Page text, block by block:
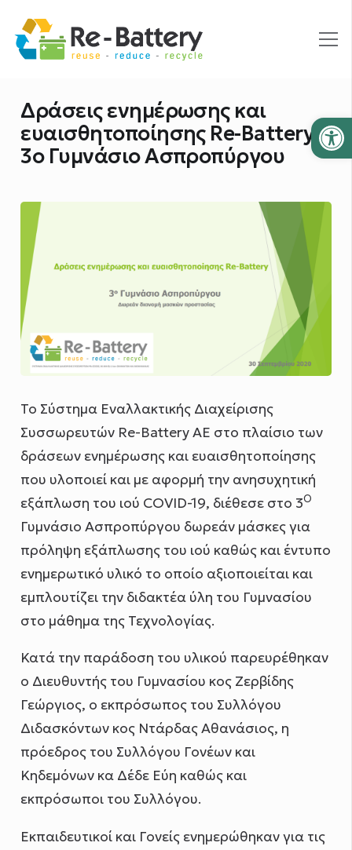
Δράσεις ενημέρωσης και
ευαισθητοποίησης Re-Battery –
3ο Γυμνάσιο Ασπροπύργου
Το Σύστημα Εναλλακτικής Διαχείρισης
Συσσωρευτών Re-Battery AE στο πλαίσιο των
δράσεων ενημέρωσης και ευαισθητοποίησης
που υλοποιεί και με αφορμή την ανησυχητική
εξάπλωση του ιού COVID-19, διέθεσε στο 3Ο
Γυμνάσιο Ασπροπύργου δωρεάν μάσκες για
πρόληψη εξάπλωσης του ιού καθώς και έντυπο
ενημερωτικό υλικό το οποίο αξιοποιείται και
εμπλουτίζει την διδακτέα ύλη του Γυμνασίου
στο μάθημα της Τεχνολογίας.
Κατά την παράδοση του υλικού παρευρέθηκαν
ο Διευθυντής του Γυμνασίου κος Ζερβίδης
Γεώργιος, ο εκπρόσωπος του Συλλόγου
Διδασκόντων κος Ντάρδας Αθανάσιος, η
πρόεδρος του Συλλόγου Γονέων και
Κηδεμόνων κα Δέδε Εύη καθώς και
εκπρόσωποι του Συλλόγου.
Εκπαιδευτικοί και Γονείς ενημερώθηκαν για τις